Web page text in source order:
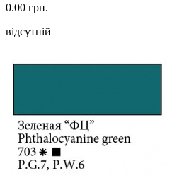
0.00 грн.
відсутній